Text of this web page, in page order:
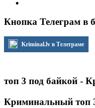
Кнопка Телеграм в
Kriminal.lv в Телеграме
топ 3 под байкой -
Криминальный топ